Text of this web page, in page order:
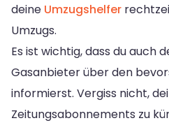
deine Umzugshelfer
Umzugs.
Es ist wichtig, dass du auch
Gasanbieter über den
informierst. Vergiss nicht,
Zeitungsabonnements zu